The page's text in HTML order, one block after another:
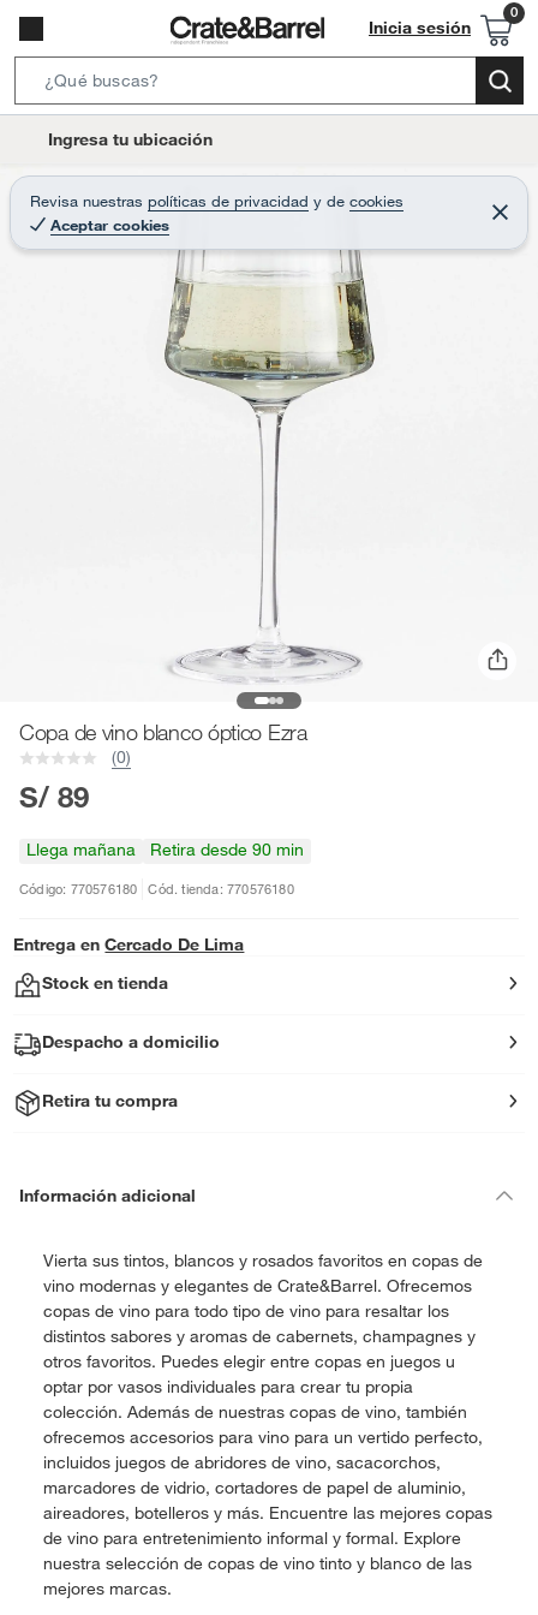
Inicia sesión
e
r
c
B
t
Ingresa tu ubicación
Revisa nuestras políticas de privacidad y de cookies
Aceptar cookies
C
e
r
Copa de vino blanco óptico Ezra
(0)
S/ 89
Llega mañana Retira desde 90 min
Código: 770576180 Cód. tienda: 770576180
Entrega en Cercado De Lima
Stock en tienda
Despacho a domicilio
Retira tu compra
Información adicional
Vierta sus tintos, blancos y rosados favoritos en copas de
vino modernas y elegantes de Crate&Barrel. Ofrecemos
copas de vino para todo tipo de vino para resaltar los
distintos sabores y aromas de cabernets, champagnes y
otros favoritos. Puedes elegir entre copas en juegos u
optar por vasos individuales para crear tu propia
colección. Además de nuestras copas de vino, también
ofrecemos accesorios para vino para un vertido perfecto,
incluidos juegos de abridores de vino, sacacorchos,
marcadores de vidrio, cortadores de papel de aluminio,
aireadores, botelleros y más. Encuentre las mejores copas
de vino para entretenimiento informal y formal. Explore
nuestra selección de copas de vino tinto y blanco de las
mejores marcas.